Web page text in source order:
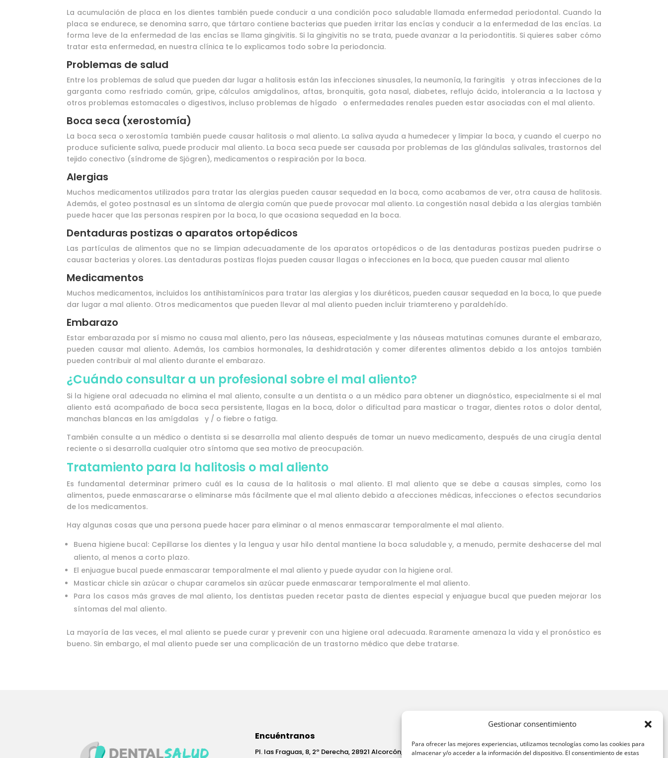
Gestionar consentimiento
Para ofrecer las mejores experiencias, utilizamos tecnologías como las cookies para
almacenar y/o acceder a la información del dispositivo. El consentimiento de estas
La acumulación de placa en los dientes también puede conducir a una condición poco saludable llamada enfermedad periodontal. Cuando la
placa se endurece, se denomina sarro, que tártaro contiene bacterias que pueden irritar las encías y conducir a la enfermedad de las encías. La
forma leve de la enfermedad de las encías se llama gingivitis. Si la gingivitis no se trata, puede avanzar a la periodontitis. Si quieres saber cómo
tratar esta enfermedad, en nuestra clínica te lo explicamos todo sobre la periodoncia.
Problemas de salud
Entre los problemas de salud que pueden dar lugar a halitosis están las infecciones sinusales, la neumonía, la faringitis y otras infecciones de la
garganta como resfriado común, gripe, cálculos amigdalinos, aftas, bronquitis, gota nasal, diabetes, reflujo ácido, intolerancia a la lactosa y
otros problemas estomacales o digestivos, incluso problemas de hígado o enfermedades renales pueden estar asociadas con el mal aliento.
Boca seca (xerostomía)
La boca seca o xerostomía también puede causar halitosis o mal aliento. La saliva ayuda a humedecer y limpiar la boca, y cuando el cuerpo no
produce suficiente saliva, puede producir mal aliento. La boca seca puede ser causada por problemas de las glándulas salivales, trastornos del
tejido conectivo (síndrome de Sjögren), medicamentos o respiración por la boca.
Alergias
Muchos medicamentos utilizados para tratar las alergias pueden causar sequedad en la boca, como acabamos de ver, otra causa de halitosis.
Además, el goteo postnasal es un síntoma de alergia común que puede provocar mal aliento. La congestión nasal debida a las alergias también
puede hacer que las personas respiren por la boca, lo que ocasiona sequedad en la boca.
Dentaduras postizas o aparatos ortopédicos
Las partículas de alimentos que no se limpian adecuadamente de los aparatos ortopédicos o de las dentaduras postizas pueden pudrirse o
causar bacterias y olores. Las dentaduras postizas flojas pueden causar llagas o infecciones en la boca, que pueden causar mal aliento
Medicamentos
Muchos medicamentos, incluidos los antihistamínicos para tratar las alergias y los diuréticos, pueden causar sequedad en la boca, lo que puede
dar lugar a mal aliento. Otros medicamentos que pueden llevar al mal aliento pueden incluir triamtereno y paraldehído.
Embarazo
Estar embarazada por sí mismo no causa mal aliento, pero las náuseas, especialmente y las náuseas matutinas comunes durante el embarazo,
pueden causar mal aliento. Además, los cambios hormonales, la deshidratación y comer diferentes alimentos debido a los antojos también
pueden contribuir al mal aliento durante el embarazo.
¿Cuándo consultar a un profesional sobre el mal aliento?
Si la higiene oral adecuada no elimina el mal aliento, consulte a un dentista o a un médico para obtener un diagnóstico, especialmente si el mal
aliento está acompañado de boca seca persistente, llagas en la boca, dolor o dificultad para masticar o tragar, dientes rotos o dolor dental,
manchas blancas en las amígdalas y / o fiebre o fatiga.
También consulte a un médico o dentista si se desarrolla mal aliento después de tomar un nuevo medicamento, después de una cirugía dental
reciente o si desarrolla cualquier otro síntoma que sea motivo de preocupación.
Tratamiento para la halitosis o mal aliento
Es fundamental determinar primero cuál es la causa de la halitosis o mal aliento. El mal aliento que se debe a causas simples, como los
alimentos, puede enmascararse o eliminarse más fácilmente que el mal aliento debido a afecciones médicas, infecciones o efectos secundarios
de los medicamentos.
Hay algunas cosas que una persona puede hacer para eliminar o al menos enmascarar temporalmente el mal aliento.
Buena higiene bucal: Cepillarse los dientes y la lengua y usar hilo dental mantiene la boca saludable y, a menudo, permite deshacerse del mal
aliento, al menos a corto plazo.
El enjuague bucal puede enmascarar temporalmente el mal aliento y puede ayudar con la higiene oral.
Masticar chicle sin azúcar o chupar caramelos sin azúcar puede enmascarar temporalmente el mal aliento.
Para los casos más graves de mal aliento, los dentistas pueden recetar pasta de dientes especial y enjuague bucal que pueden mejorar los
síntomas del mal aliento.
La mayoría de las veces, el mal aliento se puede curar y prevenir con una higiene oral adecuada. Raramente amenaza la vida y el pronóstico es
bueno. Sin embargo, el mal aliento puede ser una complicación de un trastorno médico que debe tratarse.
Encuéntranos
Pl. las Fraguas, 8, 2º Derecha, 28921 Alcorcón, 916 10 69 31